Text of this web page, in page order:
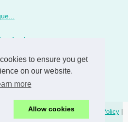
to ensure you get
on our website.
more
Allow cookies
Table of Contents| Cookies Policy|